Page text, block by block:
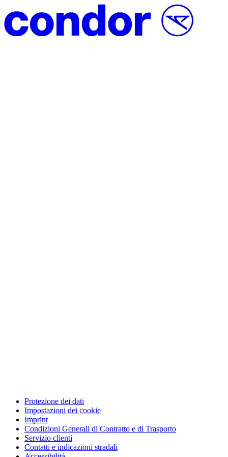
Protezione dei dati
Impostazioni dei cookie
Imprint
Condizioni Generali di Contratto e di Trasporto
Servizio clienti
Contatti e indicazioni stradali